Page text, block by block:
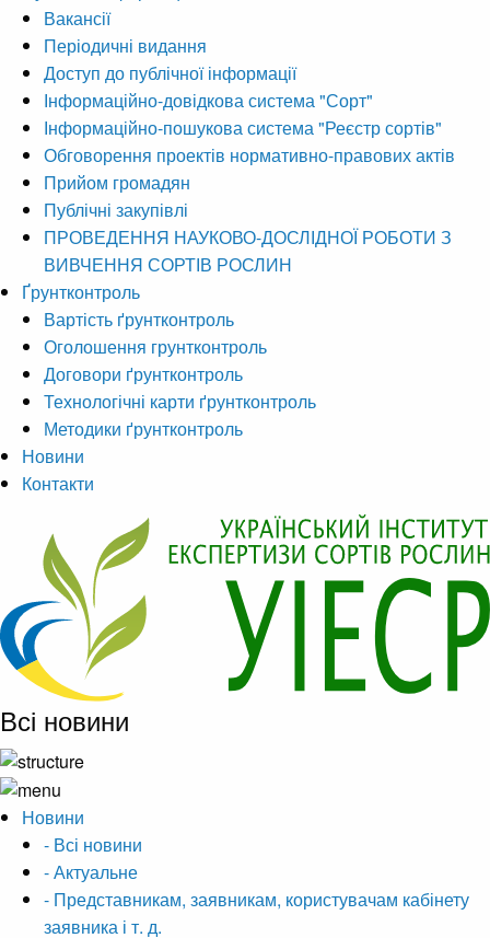
Вакансії
Періодичні видання
Доступ до публічної інформації
Інформаційно-довідкова система "Сорт"
Інформаційно-пошукова система "Реєстр сортів"
Обговорення проектів нормативно-правових актів
Прийом громадян
Публічні закупівлі
ПРОВЕДЕННЯ НАУКОВО-ДОСЛІДНОЇ РОБОТИ З
ВИВЧЕННЯ СОРТІВ РОСЛИН
Ґрунтконтроль
Вартість ґрунтконтроль
Оголошення грунтконтроль
Договори ґрунтконтроль
Технологічні карти ґрунтконтроль
Методики ґрунтконтроль
Новини
Контакти
Всі новини
Новини
- Всі новини
- Актуальне
- Представникам, заявникам, користувачам кабінету
заявника і т. д.